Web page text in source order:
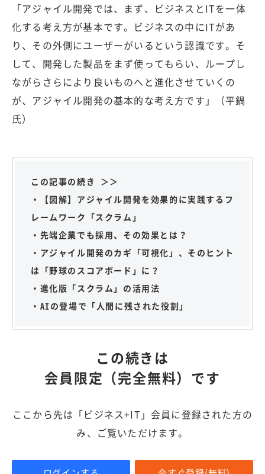
「アジャイル開発では、まず、ビジネスとITを一体
化する考え方が基本です。ビジネスの中にITがあ
り、その外側にユーザーがいるという認識です。そ
して、開発した製品をまず使ってもらい、ループし
ながらさらにより良いものへと進化させていくの
が、アジャイル開発の基本的な考え方です」（平鍋
氏）
この記事の続き ＞＞
・【図解】アジャイル開発を効果的に実践するフ
レームワーク「スクラム」
・先端企業でも採用、その効果とは？
・アジャイル開発のカギ「可視化」、そのヒント
は「野球のスコアボード」に？
・進化版「スクラム」の活用法
・AIの登場で「人間に残された役割」
この続きは
会員限定（完全無料）です
ここから先は「ビジネス+IT」会員に登録された方の
み、ご覧いただけます。